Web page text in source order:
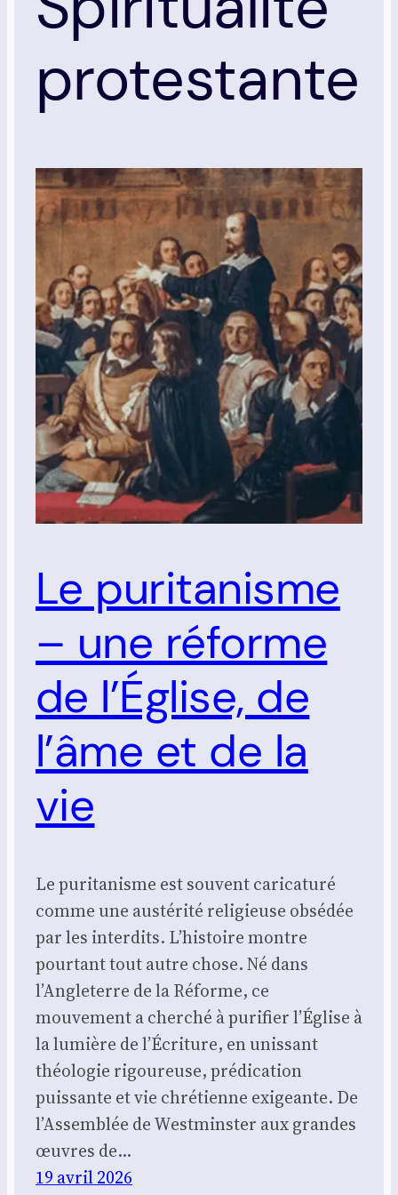
protestante
Le puritanisme
– une réforme
de l’Église, de
l’âme et de la
vie
Le puritanisme est souvent caricaturé
comme une austérité religieuse obsédée
par les interdits. L’histoire montre
pourtant tout autre chose. Né dans
l’Angleterre de la Réforme, ce
mouvement a cherché à purifier l’Église à
la lumière de l’Écriture, en unissant
théologie rigoureuse, prédication
puissante et vie chrétienne exigeante. De
l’Assemblée de Westminster aux grandes
œuvres de…
19 avril 2026